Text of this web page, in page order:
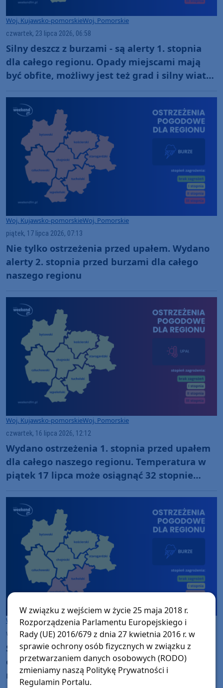
Woj. Kujawsko-pomorskieWoj. Pomorskie
czwartek, 23 lipca 2026, 06:58
Silny deszcz z burzami - są alerty 1. stopnia
dla całego regionu. Opady miejscami mają
być obfite, możliwy jest też grad i silny wiatr
Woj. Kujawsko-pomorskieWoj. Pomorskie
piątek, 17 lipca 2026, 07:13
Nie tylko ostrzeżenia przed upałem. Wydano
alerty 2. stopnia przed burzami dla całego
naszego regionu
Woj. Kujawsko-pomorskieWoj. Pomorskie
czwartek, 16 lipca 2026, 12:12
Wydano ostrzeżenia 1. stopnia przed upałem
dla całego naszego regionu. Temperatura w
piątek 17 lipca może osiągnąć 32 stopnie
Woj. Kujawsko-pomorskie Woj. Pomorskie
wtorek, 30 czerwca 2026, 14:28
Silny deszcz i burze. Wydano nowe
ostrzeżenia 1. i 2. stopnia dla naszego
regionu. Może mocno padać, wiać, lokalnie
W związku z wejściem w życie 25 maja 2018 r.
Rozporządzenia Parlamentu Europejskiego i
Rady (UE) 2016/679 z dnia 27 kwietnia 2016 r. w
sprawie ochrony osób fizycznych w związku z
przetwarzaniem danych osobowych (RODO)
zmieniamy naszą Politykę Prywatności i
Regulamin Portalu.